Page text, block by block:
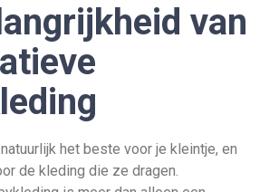
van
het beste voor je kleintje, en
de kleding die ze dragen.